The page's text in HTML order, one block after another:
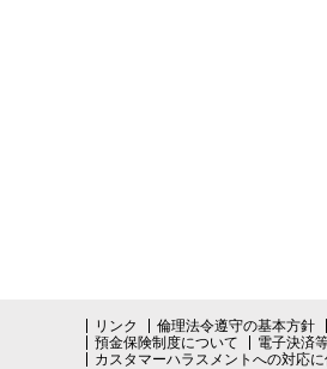
リンク 倫理法令遵守の基本方針
預金保険制度について
電子決済
カスタマーハラスメントへの対応